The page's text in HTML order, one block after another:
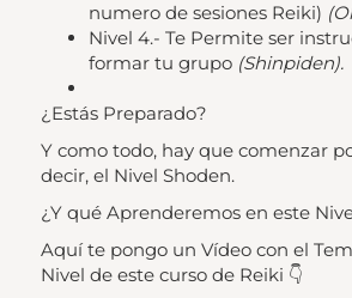
numero de sesiones Reiki)
Nivel 4.- Te Permite ser
formar tu grupo (Shinpiden).
¿Estás Preparado?
Y como todo, hay que comenzar
decir, el Nivel Shoden.
¿Y qué Aprenderemos en este
Aquí te pongo un Vídeo con el
Nivel de este curso de Reiki 👇